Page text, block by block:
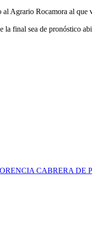
Agrario Rocamora al
final sea de pronóstico
CABRERA DE